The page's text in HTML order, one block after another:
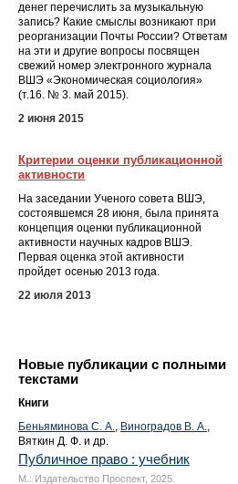
денег перечислить за музыкальную
запись? Какие смыслы возникают при
реорганизации Почты России? Ответам
на эти и другие вопросы посвящен
свежий номер электронного журнала
ВШЭ «Экономическая социология»
(т.16. № 3. май 2015).
2 июня 2015
Критерии оценки публикационной
активности
На заседании Ученого совета ВШЭ,
состоявшемся 28 июня, была принята
концепция оценки публикационной
активности научных кадров ВШЭ.
Первая оценка этой активности
пройдет осенью 2013 года.
22 июля 2013
Новые публикации с полными
текстами
Книги
Беньяминова С. А., Виноградов В. А.,
Вяткин Д. Ф. и др.
Публичное право : учебник
М.: Издательство Проспект, 2025.